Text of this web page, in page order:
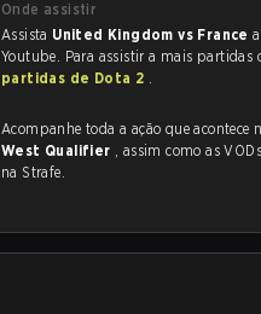
Onde assistir
Assista United Kingdom vs France
Youtube. Para assistir a mais partidas
partidas de Dota 2 .
Acompanhe toda a ação que acontece
West Qualifier , assim como as VODs, destaques e transmissões ao vivo, tudo
na Strafe.